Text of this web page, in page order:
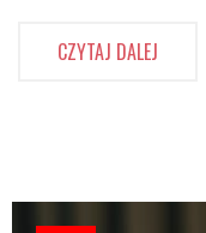
CZYTAJ DALEJ